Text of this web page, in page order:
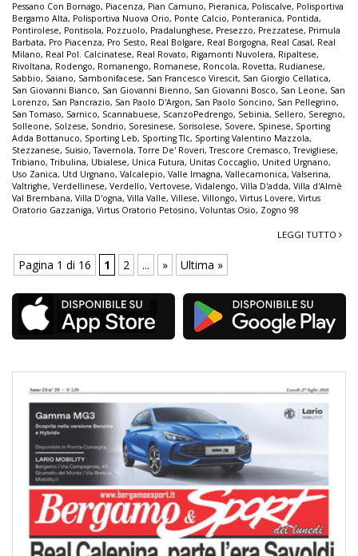
Pessano Con Bornago, Piacenza, Pian Camuno, Pieranica, Poliscalve, Polisportiva
Bergamo Alta, Polisportiva Nuova Orio, Ponte Calcio, Ponteranica, Pontida,
Pontirolese, Pontisola, Pozzuolo, Pradalunghese, Presezzo, Prezzatese, Primula
Barbata, Pro Piacenza, Pro Sesto, Real Bolgare, Real Borgogna, Real Casal, Real
Milano, Real Pol. Calcinatese, Real Rovato, Rigamonti Nuvolera, Ripaltese,
Rivoltana, Rodengo, Romanengo, Romanese, Roncola, Rovetta, Rudianese,
Sabbio, Saiano, Sambonifacese, San Francesco Virescit, San Giorgio Cellatica,
San Giovanni Bianco, San Giovanni Bienno, San Giovanni Bosco, San Leone, San
Lorenzo, San Pancrazio, San Paolo D'Argon, San Paolo Soncino, San Pellegrino,
San Tomaso, Sarnico, Scannabuese, ScanzoPedrengo, Sebinia, Sellero, Seregno,
Solleone, Solzese, Sondrio, Soresinese, Sorisolese, Sovere, Spinese, Sporting
Adda Bottanuco, Sporting Leb, Sporting Tlc, Sporting Valentino Mazzola,
Stezzanese, Suisio,Tavernola,Torre De' Roveri,Trescore Cremasco,Trevigliese,
Tribiano,Tribulina, Ubialese, Unica Futura, Unitas Coccaglio, United Urgnano,
Uso Zanica, Utd Urgnano, Valcalepio, Valle Imagna, Vallecamonica, Valserina,
Valtrighe, Verdellinese, Verdello, Vertovese, Vidalengo, Villa D'adda, Villa d'Almè
Val Brembana, Villa D'ogna, Villa Valle, Villese, Villongo, Virtus Lovere, Virtus
Oratorio Gazzaniga, Virtus Oratorio Petosino, Voluntas Osio, Zogno 98
LEGGI TUTTO
Pagina 1 di 16 1 2 ... » Ultima »